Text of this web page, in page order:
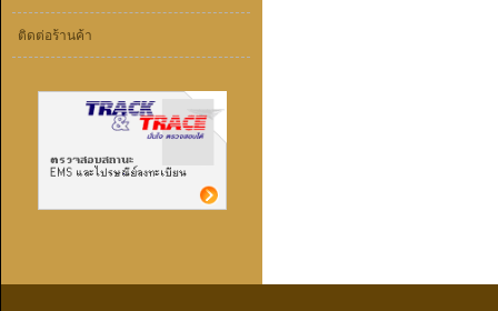
ติดต่อร้านค้า